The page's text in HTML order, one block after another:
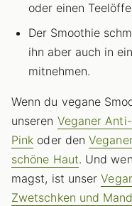
oder einen
Der Smoothie
ihn aber auch in
mitnehmen.
Wenn du vegane
unseren Veganer
Pink oder den
schöne Haut. Und
magst, ist unser
Zwetschken und